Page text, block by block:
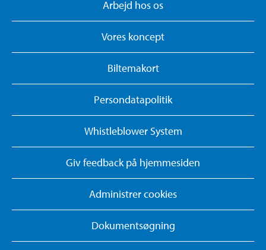
Arbejd hos os
Vores koncept
Biltemakort
Persondatapolitik
Whistleblower System
Giv feedback på hjemmesiden
Administrer cookies
Dokumentsøgning